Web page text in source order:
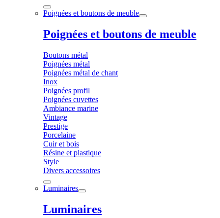
Poignées et boutons de meuble
Poignées et boutons de meuble
Boutons métal
Poignées métal
Poignées métal de chant
Inox
Poignées profil
Poignées cuvettes
Ambiance marine
Vintage
Prestige
Porcelaine
Cuir et bois
Résine et plastique
Style
Divers accessoires
Luminaires
Luminaires